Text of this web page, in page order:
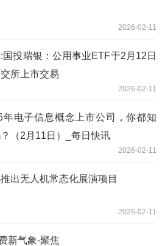
2026-02-11
国投瑞银：公用事业ETF于2月12日
所上市交易
2026-02-11
年电子信息概念上市公司，你都知
（2月11日）_每日快讯
2026-02-11
出无人机常态化展演项目
2026-02-11
新气象-聚焦